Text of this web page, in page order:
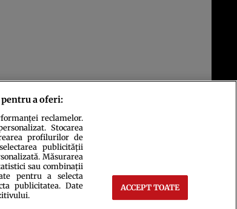
a oferi:
reclamelor.
Stocarea
profilurilor de
publicității
Măsurarea
sau combinații
pentru a selecta
publicitatea. Date
ACCEPT TOATE